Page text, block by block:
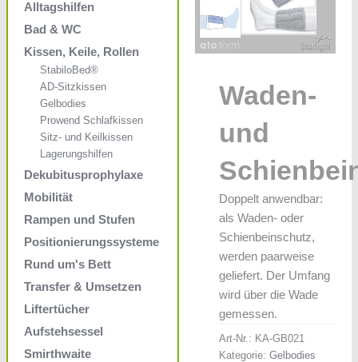
Alltagshilfen
Bad & WC
Kissen, Keile, Rollen
StabiloBed®
AD-Sitzkissen
Gelbodies
Prowend Schlafkissen
Sitz- und Keilkissen
Lagerungshilfen
Dekubitusprophylaxe
Mobilität
Rampen und Stufen
Positionierungssysteme
Rund um's Bett
Transfer & Umsetzen
Liftertücher
Aufstehsessel
Smirthwaite
Waden-
und
Doppelt anwendbar:
als Waden- oder
Schienbeinschutz,
werden paarweise
geliefert. Der Umfang
wird über die Wade
gemessen.
Art-Nr.: KA-GB021
Kategorie: Gelbodies